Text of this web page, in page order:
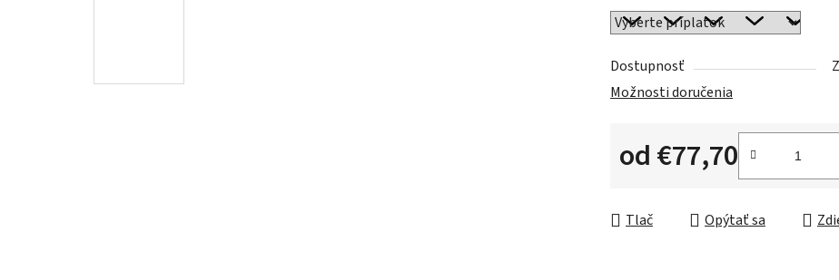
Dostupnosť
Možnosti doručenia
od€77,70
Tlač Opýtať sa